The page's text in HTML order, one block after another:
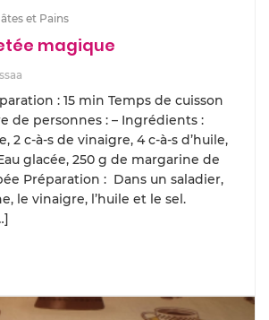
et Pains
magique
: 15 min Temps de cuisson
de personnes : – Ingrédients :
2 c-à-s de vinaigre, 4 c-à-s d’huile,
glacée, 250 g de margarine de
Préparation : Dans un saladier,
le vinaigre, l’huile et le sel.